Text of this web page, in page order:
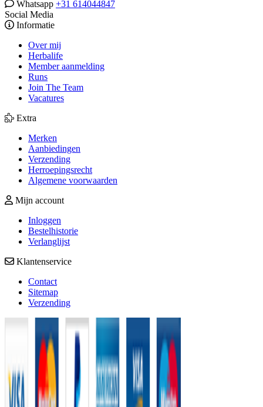
Whatsapp +31 614044847
Social Media
Informatie
Over mij
Herbalife
Member aanmelding
Runs
Join The Team
Vacatures
Extra
Merken
Aanbiedingen
Verzending
Herroepingsrecht
Algemene voorwaarden
Mijn account
Inloggen
Bestelhistorie
Verlanglijst
Klantenservice
Contact
Sitemap
Verzending